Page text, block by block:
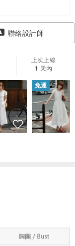
聯絡設計師
上次上線
1 天內
免運